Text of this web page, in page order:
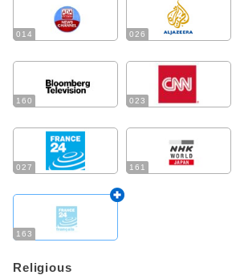
014 026
160 023
027 161
163
Religious